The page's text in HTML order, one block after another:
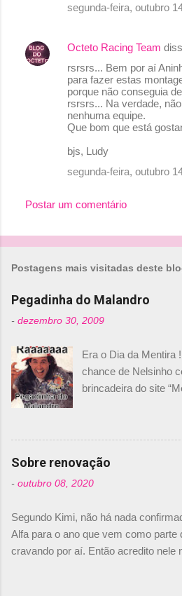
segunda-feira, outubro
Octeto Racing Team
rsrsrs... Bem por aí
para fazer estas
porque não conseguia
rsrsrs... Na verdade,
nenhuma equipe.
Que bom que está
bjs, Ludy
segunda-feira, outubro
Postar um comentário
Postagens mais visitadas deste
Pegadinha do Malandro
- dezembro 30, 2009
Era o Dia da Mentira
chance de Nelsinho
brincadeira do site
de abril –,
comprado 15% das
com isso, um lugar
foi esclarecida de
Daniele Audetto,
não será o
2010. "Na verdade,
de Piquet", admitiu
dois brasileiros”,
Sobre renovação
- outubro 08, 2020
Segundo Kimi, não há nada
Alfa para o ano que vem como parte
cravando por aí. Então acredito nele
truth but I’ve never had an option in